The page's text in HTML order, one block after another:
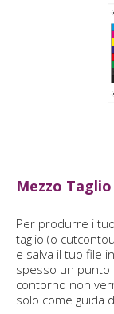
Mezzo Taglio
Per produrre i
taglio (o
e salva il tuo file
spesso un punto
contorno non
solo come guida